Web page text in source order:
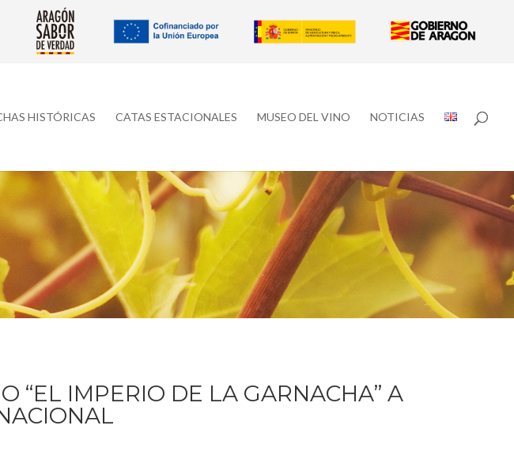
HISTÓRICAS CATAS ESTACIONALES MUSEO DEL VINO NOTICIAS
“EL IMPERIO DE LA GARNACHA” A